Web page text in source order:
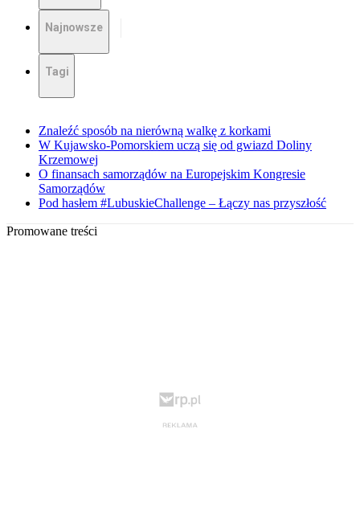
Najnowsze
Tagi
Znaleźć sposób na nierówną walkę z korkami
W Kujawsko-Pomorskiem uczą się od gwiazd Doliny
Krzemowej
O finansach samorządów na Europejskim Kongresie
Samorządów
Pod hasłem #LubuskieChallenge – Łączy nas przyszłość
Promowane treści